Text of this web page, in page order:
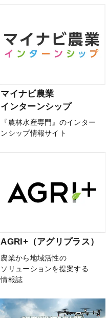
マイナビ農業
インターンシップ
『農林水産専門』のインター
ンシップ情報サイト
AGRI+（アグリプラス）
農業から地域活性の
ソリューションを提案する
情報誌